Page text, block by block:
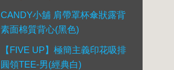
CANDY小舖 肩帶罩杯傘狀露背
素面棉質背心(黑色)
【FIVE UP】極簡主義印花吸排
圓領TEE-男(經典白)